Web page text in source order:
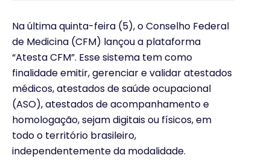
Na última quinta-feira (5), o Conselho Federal
de Medicina (CFM) lançou a plataforma
“Atesta CFM”. Esse sistema tem como
finalidade emitir, gerenciar e validar atestados
médicos, atestados de saúde ocupacional
(ASO), atestados de acompanhamento e
homologação, sejam digitais ou físicos, em
todo o território brasileiro,
independentemente da modalidade.